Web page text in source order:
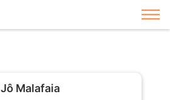
Malafaia